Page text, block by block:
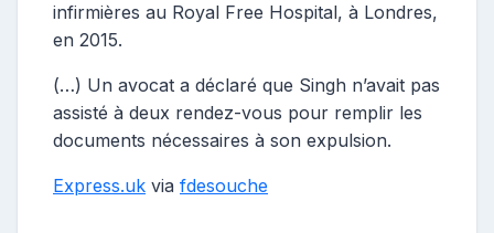
infirmières au Royal Free Hospital, à Londres,
en 2015.
(…) Un avocat a déclaré que Singh n’avait pas
assisté à deux rendez-vous pour remplir les
documents nécessaires à son expulsion.
Express.uk via fdesouche